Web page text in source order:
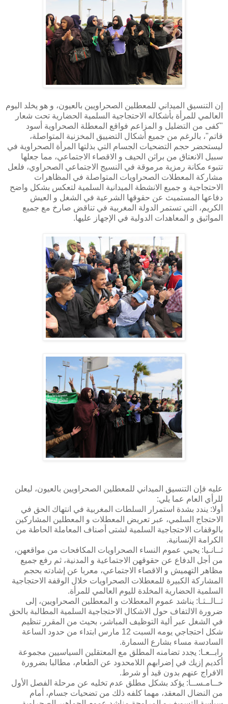
إن التنسيق الميداني للمعطلين الصحراويين بالعيون، و هو يخلد اليوم
العالمي للمرأة بأشكاله الاحتجاجية السلمية الحضارية تحت شعار
"كفى من التضليل و المزاعم فواقع المعطلة الصحراوية أسود
قاتم"، بالرغم من جميع أشكال التضييق المخزنية المتواصلة،
ليستحضر حجم التضحيات الجسام التي بذلتها المرأة الصحراوية في
سبيل الانعتاق من براثن الحيف و الاقصاء الاجتماعي، مما جعلها
تتبوء مكانة رمزية مرموقة في النسيج الاجتماعي الصحراوي، فلعل
مشاركة المعطلات الصحراويات المتواصلة في المظاهرات
الاحتجاجية و جميع الانشطة الميدانية السلمية لتعكس بشكل واضح
دفاعها المستميث عن حقوقها الشرعية في الشغل و العيش
الكريم، التي تستمر الدولة المغربية في تناقض صارخ مع جميع
المواثيق و المعاهدات الدولية في الإجهاز عليها.
عليه فإن التنسيق الميداني للمعطلين الصحراويين بالعيون، ليعلن
للرأي العام عما يلي:
أولا: يندد بشدة استمرار السلطات المغربية في انتهاك الحق في
الاحتجاج السلمي، عبر تعريض المعطلات و المعطلين المشاركين
بالوقفات الاحتجاجية السلمية لشتى أصناف المعاملة الحاطة من
الكرامة الإنسانية.
ثــانـيا: يحيي عموم النساء الصحراويات المكافحات من مواقعهن،
من أجل الدفاع عن حقوقهن الاجتماعية و المدنية، ثم رفع جميع
مظاهر التهميش و الاقصاء الاجتماعي، معربا عن إشادته بحجم
المشاركة الكبيرة للمعطلات الصحراويات خلال الوقفة الاحتجاجية
السلمية الحضارية المخلدة لليوم العالمي للمرأة.
ثــالــثـا: يناشد عموم المعطلات و المعطلين الصحراويين، إلى
ضرورة الالتفاف حول الاشكال الاحتجاجية السلمية المطالبة بالحق
في الشغل عبر ألية التوظيف المباشر، بحيث من المقرر تنظيم
شكل احتجاجي يومه السبت 12 مارس ابتداء من حدود الساعة
السادسة مساء بشارع السمارة.
رابــعـا: يجدد تضامنه المطلق مع المعتقلين السياسيين مجموعة
أكديم إزيك في إضرابهم اللامحدود عن الطعام، مطالبا بضرورة
الافراج عنهم بدون قيد أو شرط.
خــامـســا: يؤكد بشكل مطلق عدم تخليه عن مرحلة الفصل الأول
من النضال المعقد، مهما كلفه ذلك من تضحيات جسام، أمام